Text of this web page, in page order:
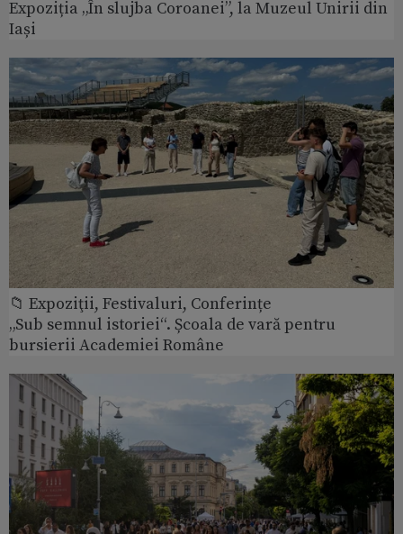
Expoziția „În slujba Coroanei”, la Muzeul Unirii din
Iași
📁 Expoziţii, Festivaluri, Conferințe
„Sub semnul istoriei“. Școala de vară pentru
bursierii Academiei Române